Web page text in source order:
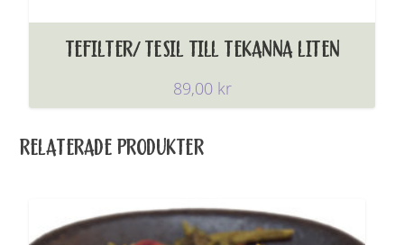
TEFILTER/ TESIL TILL TEKANNA LITEN
89,00 kr
RELATERADE PRODUKTER